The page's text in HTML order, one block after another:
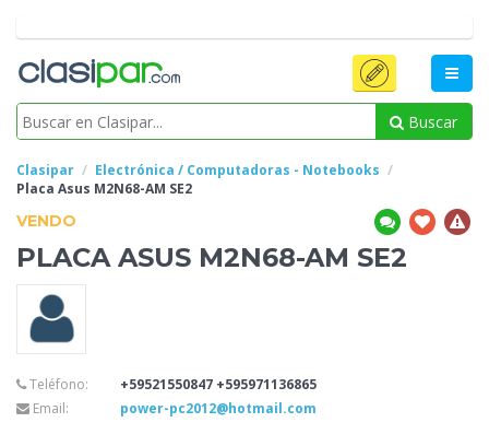
Buscar
Clasipar
Electrónica / Computadoras - Notebooks
Placa Asus M2N68-AM SE2
VENDO
PLACA ASUS M2N68-AM SE2
Teléfono:
+59521550847 +595971136865
Email:
power-pc2012@hotmail.com